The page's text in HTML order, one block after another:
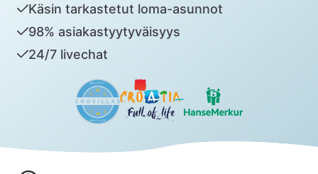
Käsin tarkastetut loma-asunnot
98% asiakastyytyväisyys
24/7 livechat